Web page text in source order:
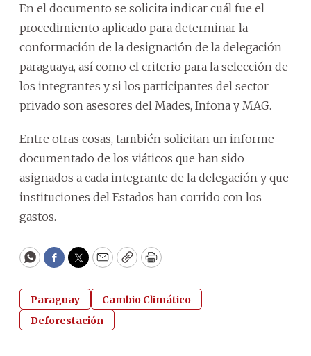
En el documento se solicita indicar cuál fue el
procedimiento aplicado para determinar la
conformación de la designación de la delegación
paraguaya, así como el criterio para la selección de
los integrantes y si los participantes del sector
privado son asesores del Mades, Infona y MAG.
Entre otras cosas, también solicitan un informe
documentado de los viáticos que han sido
asignados a cada integrante de la delegación y que
instituciones del Estados han corrido con los
gastos.
WhatsApp
Facebook
Twitter
EmailCopyPrint
Paraguay
Cambio Climático
Deforestación